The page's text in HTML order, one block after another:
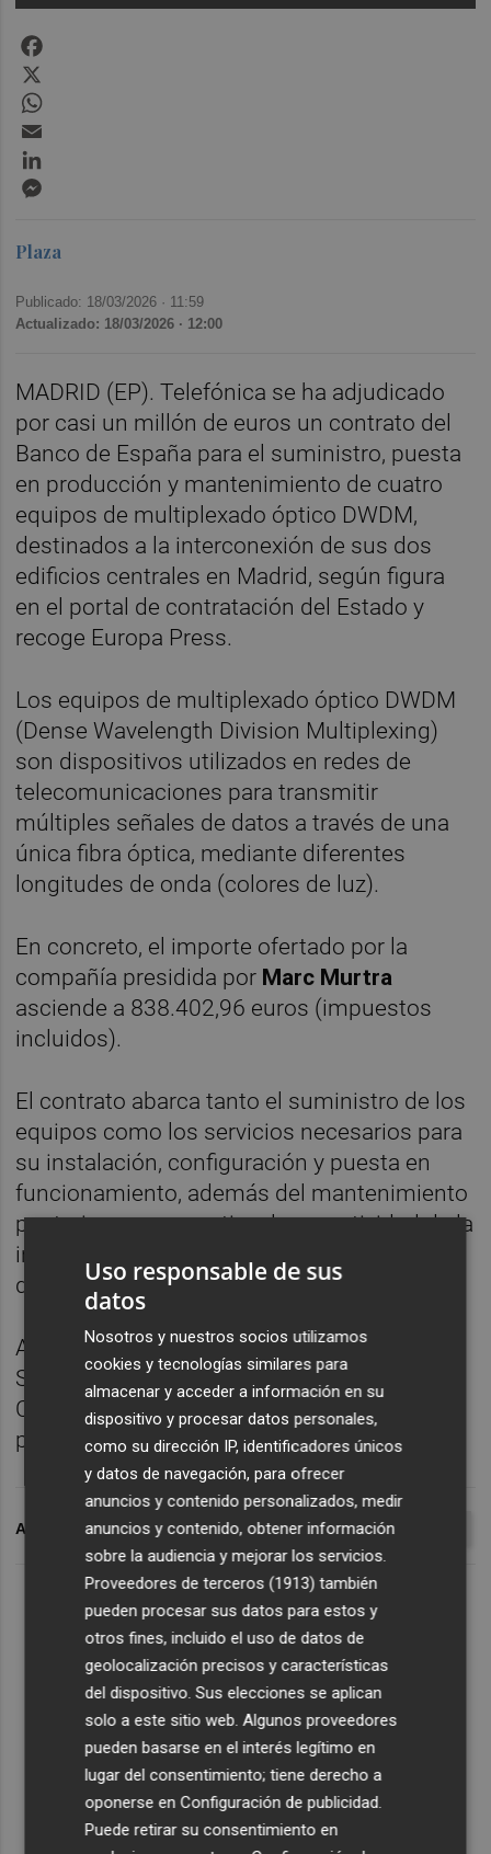
Plaza
Publicado: 18/03/2026 · 11:59
Actualizado: 18/03/2026 · 12:00
MADRID (EP). Telefónica se ha adjudicado
por casi un millón de euros un contrato del
Banco de España para el suministro, puesta
en producción y mantenimiento de cuatro
equipos de multiplexado óptico DWDM,
destinados a la interconexión de sus dos
edificios centrales en Madrid, según figura
en el portal de contratación del Estado y
recoge Europa Press.
Los equipos de multiplexado óptico DWDM
(Dense Wavelength Division Multiplexing)
son dispositivos utilizados en redes de
telecomunicaciones para transmitir
múltiples señales de datos a través de una
única fibra óptica, mediante diferentes
longitudes de onda (colores de luz).
En concreto, el importe ofertado por la
compañía presidida por Marc Murtra
asciende a 838.402,96 euros (impuestos
incluidos).
El contrato abarca tanto el suministro de los
equipos como los servicios necesarios para
su instalación, configuración y puesta en
funcionamiento, además del mantenimiento
posterior para garantizar la operatividad de la
infraestructura de comunicaciones ópticas
de alta capacidad.
Aunque la adjudicataria ha sido Telefónica
Soluciones de Informática y
Comunicaciones de España, también
presentó oferta la empresa Televes.
ARCHIVADO EN TELEFÓNICA BANCO DE ESPAÑA
Uso responsable de sus
datos
Nosotros y nuestros socios utilizamos
cookies y tecnologías similares para
almacenar y acceder a información en su
dispositivo y procesar datos personales,
como su dirección IP, identificadores únicos
y datos de navegación, para ofrecer
anuncios y contenido personalizados, medir
anuncios y contenido, obtener información
sobre la audiencia y mejorar los servicios.
Proveedores de terceros (1913) también
pueden procesar sus datos para estos y
otros fines, incluido el uso de datos de
geolocalización precisos y características
del dispositivo. Sus elecciones se aplican
solo a este sitio web. Algunos proveedores
pueden basarse en el interés legítimo en
lugar del consentimiento; tiene derecho a
oponerse enConfiguración de publicidad.
Puede retirar su consentimiento en